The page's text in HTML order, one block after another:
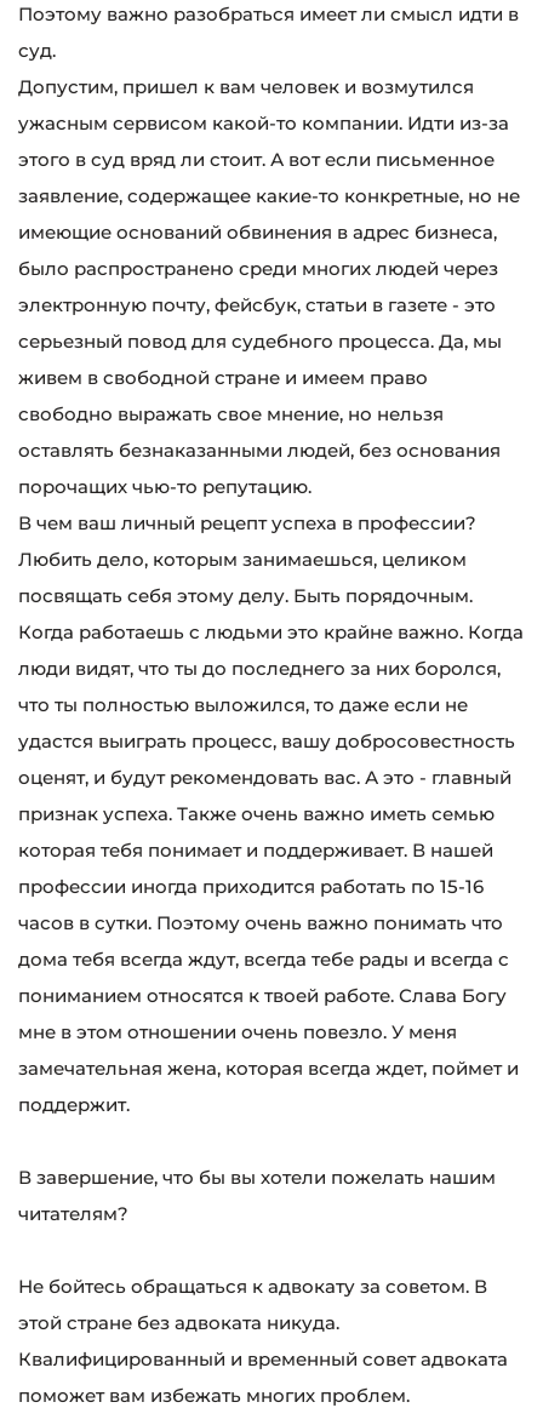
Поэтому важно разобраться имеет ли смысл идти в
суд.
Допустим, пришел к вам человек и возмутился
ужасным сервисом какой-то компании. Идти из-за
этого в суд вряд ли стоит. А вот если письменное
заявление, содержащее какие-то конкретные, но не
имеющие оснований обвинения в адрес бизнеса,
было распространено среди многих людей через
электронную почту, фейсбук, статьи в газете - это
серьезный повод для судебного процесса. Да, мы
живем в свободной стране и имеем право
свободно выражать свое мнение, но нельзя
оставлять безнаказанными людей, без основания
порочащих чью-то репутацию.
В чем ваш личный рецепт успеха в профессии?
Любить дело, которым занимаешься, целиком
посвящать себя этому делу. Быть порядочным.
Когда работаешь с людьми это крайне важно. Когда
люди видят, что ты до последнего за них боролся,
что ты полностью выложился, то даже если не
удастся выиграть процесс, вашу добросовестность
оценят, и будут рекомендовать вас. А это - главный
признак успеха. Также очень важно иметь семью
которая тебя понимает и поддерживает. В нашей
профессии иногда приходится работать по 15-16
часов в сутки. Поэтому очень важно понимать что
дома тебя всегда ждут, всегда тебе рады и всегда с
пониманием относятся к твоей работе. Слава Богу
мне в этом отношении очень повезло. У меня
замечательная жена, которая всегда ждет, поймет и
поддержит.
В завершение, что бы вы хотели пожелать нашим
читателям?
Не бойтесь обращаться к адвокату за советом. В
этой стране без адвоката никуда.
Квалифицированный и временный совет адвоката
поможет вам избежать многих проблем.